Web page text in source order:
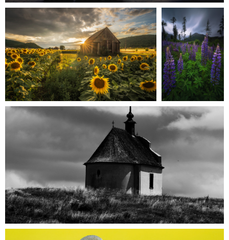
POPULÁRNE DNES
OBĽUBENÉ
OBĽUBENÍ AUTORI
VYHĽADÁVANIE
PORADŇA
SÚŤAŽE
KALENDÁR AKCIÍ
WORKSHOPY
OBCHOD